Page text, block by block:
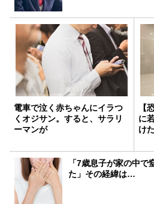
電車で泣く赤ちゃんにイラつ
くオジサン。すると、サラリ
ーマンが
【
に
け
「7歳息子が家の中
た」その経緯は…